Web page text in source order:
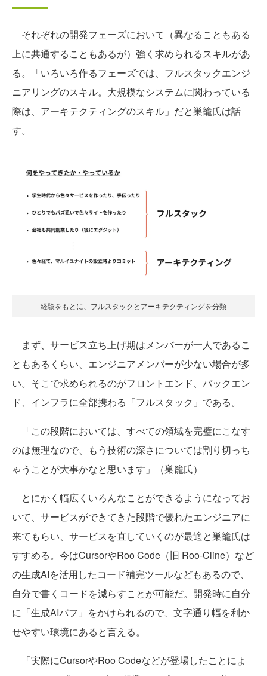
それぞれの開発フェーズにおいて（異なることもある
上に共通することもあるが）強く求められるスキルがあ
る。「いろいろ作るフェーズでは、フルスタックエンジ
ニアリングのスキル。大規模なシステムに関わっている
際は、アーキテクティングのスキル」だと巣籠氏は話
す。
経験をもとに、フルスタックとアーキテクティングを分類
まず、サービス立ち上げ期はメンバーが一人であるこ
ともあるくらい、エンジニアメンバーが少ない場合が多
い。そこで求められるのがフロントエンド、バックエン
ド、インフラに全部携わる「フルスタック」である。
「この段階においては、すべての領域を完璧にこなす
のは無理なので、もう技術の深さについては割り切っち
ゃうことが大事かなと思います」（巣籠氏）
とにかく幅広くいろんなことができるようになってお
いて、サービスができてきた段階で優れたエンジニアに
来てもらい、サービスを直していくのが最適と巣籠氏は
すすめる。今はCursorやRoo Code（旧 Roo-Cline）など
の生成AIを活用したコード補完ツールなどもあるので、
自分で書くコードを減らすことが可能だ。開発時に自分
に「生成AIバフ」をかけられるので、文字通り幅を利か
せやすい環境にあると言える。
「実際にCursorやRoo Codeなどが登場したことによ